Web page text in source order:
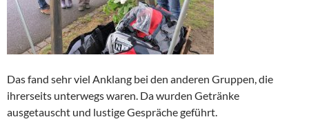
Das fand sehr viel Anklang bei den anderen Gruppen, die
ihrerseits unterwegs waren. Da wurden Getränke
ausgetauscht und lustige Gespräche geführt.